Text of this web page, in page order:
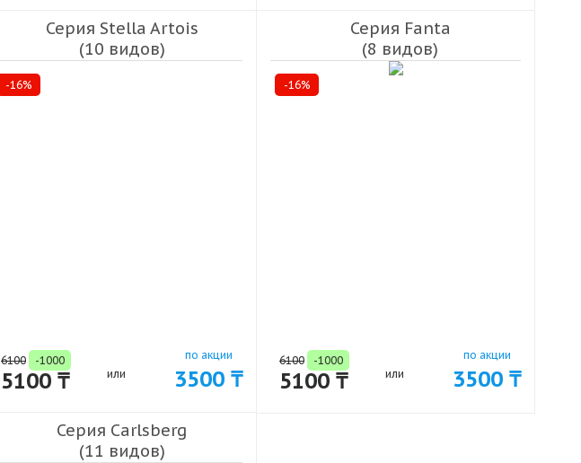
Серия Stella Artois
(10 видов)
-16%
6100 -1000
5100 ₸ или
по акции
3500 ₸
Серия Fanta
(8 видов)
-16%
6100 -1000
5100 ₸ или
по акции
3500 ₸
Серия Carlsberg
(11 видов)